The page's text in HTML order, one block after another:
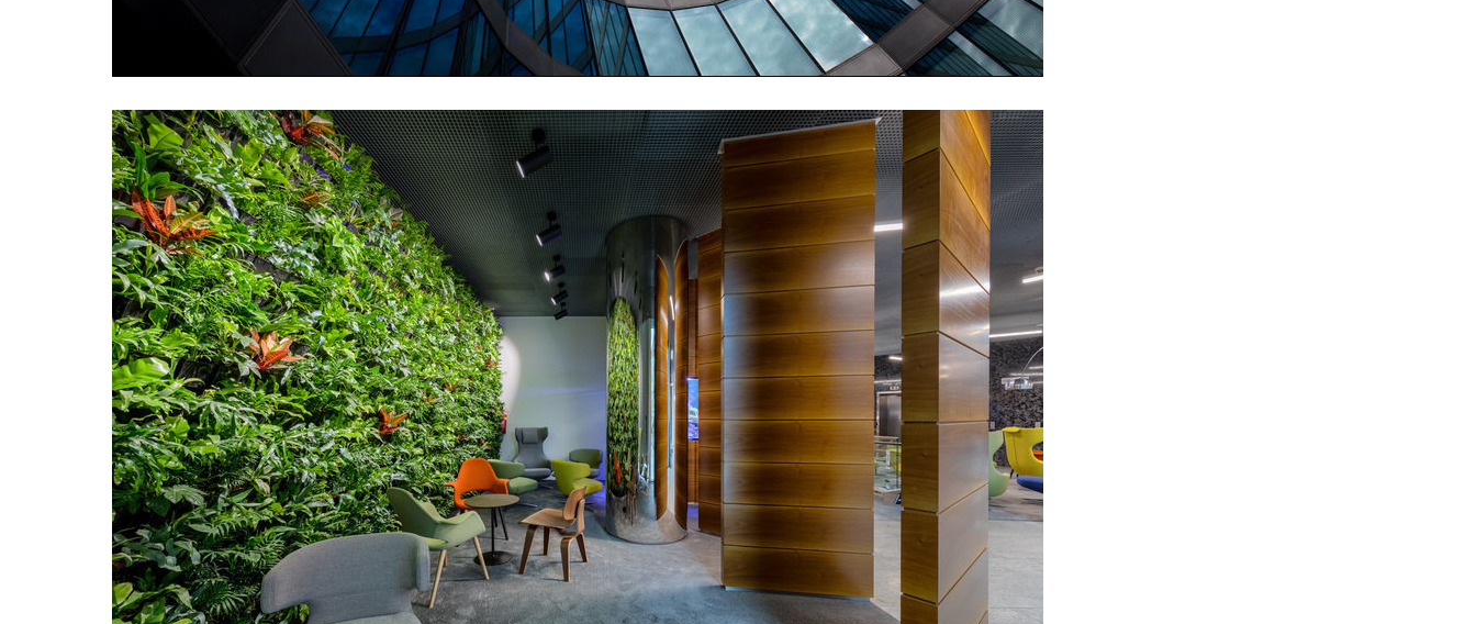
více
Otevíráme nový ročník
DAM.akademie
13.12.2024
V únoru spouštíme další ročník DAM.akademie
- kurzu, který vám dá nahlédnout do světa
architektury. V roce 2025 si budete moci
vybrat mezi intenzivní víkendovou formou a
klasickým každotýdenním setkáním. Kterou
verzi si vyberete vy?
více
Představili jsem novinky
v rámci DAM.premiera
01.10.2024
V polovině září jsme proměnili náš podolský
dvorek v dějiště večerní akce DAM.premiera,
kde jsme představili novou spolupráci s